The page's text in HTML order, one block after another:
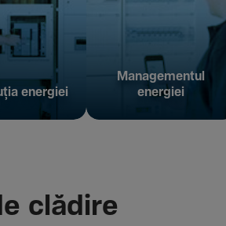
energiei
Managementul
energiei
clădire